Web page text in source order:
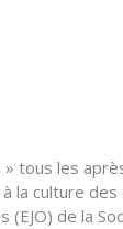
tous les
culture
de la